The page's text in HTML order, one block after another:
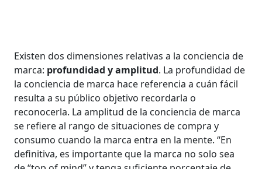
Existen dos dimensiones relativas a la conciencia de
marca: profundidad y amplitud. La profundidad de
la conciencia de marca hace referencia a cuán fácil
resulta a su público objetivo recordarla o
reconocerla. La amplitud de la conciencia de marca
se refiere al rango de situaciones de compra y
consumo cuando la marca entra en la mente. “En
definitiva, es importante que la marca no solo sea